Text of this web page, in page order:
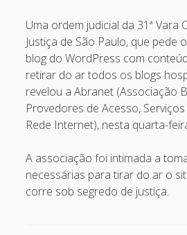
Uma ordem judicial da 31ª Vara
Justiça de São Paulo, que pede
blog do WordPress com
retirar do ar todos os blogs
revelou a Abranet (Associação
Provedores de Acesso,
Rede Internet), nesta quarta-
A associação foi intimada a
necessárias para tirar do ar o
corre sob segredo de justiça.